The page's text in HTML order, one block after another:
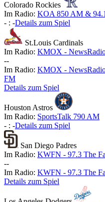
Colorado Rockies
Im Radio: KOA 850 AM &
- : -Details zum Spiel
St.Louis Cardinals
Im Radio: KMOX -
--
Im Radio: KMOX -
FM
Details zum Spiel
Houston Astros
Im Radio: SportsTalk 790 AM
- : -Details zum Spiel
San Diego Padres
Im Radio: KWFN - 97.3 The
--
Im Radio: KWFN - 97.3 The
Details zum Spiel